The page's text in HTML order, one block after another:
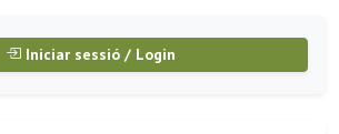
Iniciar sessió / Login